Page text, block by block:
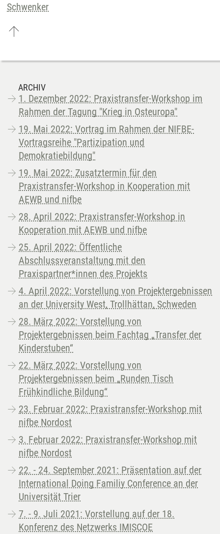
Schwenker
ARCHIV
1. Dezember 2022: Praxistransfer-Workshop im
Rahmen der Tagung "Krieg in Osteuropa"
19. Mai 2022: Vortrag im Rahmen der NIFBE-
Vortragsreihe "Partizipation und
Demokratiebildung"
19. Mai 2022: Zusatztermin für den
Praxistransfer-Workshop in Kooperation mit
AEWB und nifbe
28. April 2022: Praxistransfer-Workshop in
Kooperation mit AEWB und nifbe
25. April 2022: Öffentliche
Abschlussveranstaltung mit den
Praxispartner*innen des Projekts
4. April 2022: Vorstellung von Projektergebnissen
an der University West, Trollhättan, Schweden
28. März 2022: Vorstellung von
Projektergebnissen beim Fachtag „Transfer der
Kinderstuben“
22. März 2022: Vorstellung von
Projektergebnissen beim „Runden Tisch
Frühkindliche Bildung“
23. Februar 2022: Praxistransfer-Workshop mit
nifbe Nordost
3. Februar 2022: Praxistransfer-Workshop mit
nifbe Nordost
22. - 24. September 2021: Präsentation auf der
International Doing Familiy Conference an der
Universität Trier
7. - 9. Juli 2021: Vorstellung auf der 18.
Konferenz des Netzwerks IMISCOE